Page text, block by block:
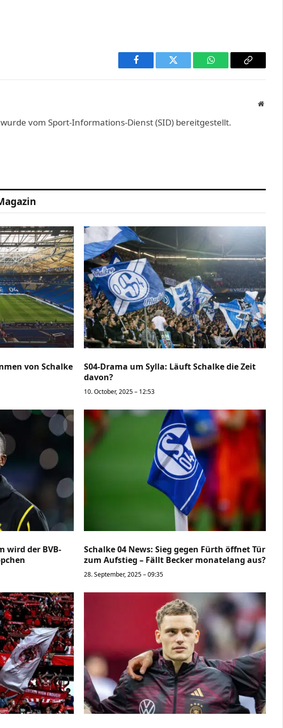
Facebook Twitter WhatsAppCopy
Website
vom Sport-Informations-Dienst (SID) bereitgestellt.
von Schalke
S04-Drama um Sylla: Läuft Schalke die Zeit
davon?
10. October, 2025 – 12:53
wird der BVB-
Schalke 04 News: Sieg gegen Fürth öffnet Tür
zum Aufstieg – Fällt Becker monatelang aus?
28. September, 2025 – 09:35